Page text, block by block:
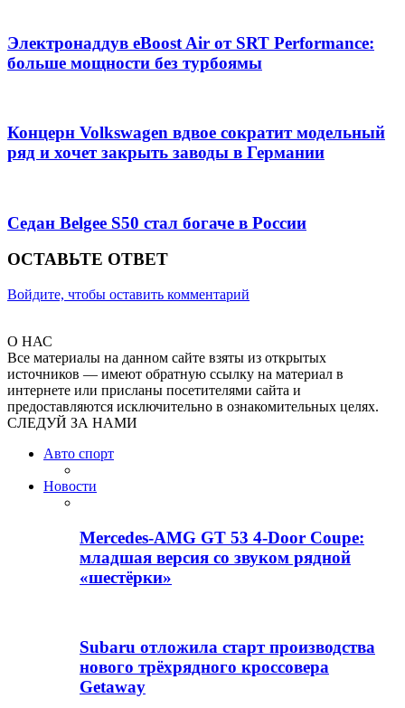
Электронаддув eBoost Air от SRT Performance:
больше мощности без турбоямы
Концерн Volkswagen вдвое сократит модельный
ряд и хочет закрыть заводы в Германии
Седан Belgee S50 стал богаче в России
ОСТАВЬТЕ ОТВЕТ
Войдите, чтобы оставить комментарий
О НАС
Все материалы на данном сайте взяты из открытых
источников — имеют обратную ссылку на материал в
интернете или присланы посетителями сайта и
предоставляются исключительно в ознакомительных целях.
СЛЕДУЙ ЗА НАМИ
Авто спорт
Новости
Mercedes-AMG GT 53 4-Door Coupe:
младшая версия со звуком рядной
«шестёрки»
Subaru отложила старт производства
нового трёхрядного кроссовера
Getaway